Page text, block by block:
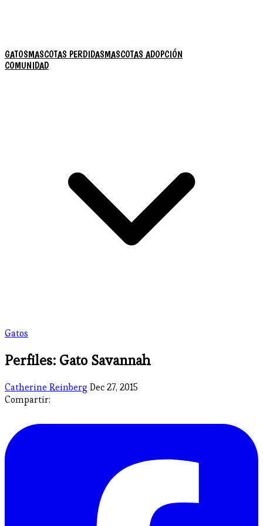
GATOSMASCOTAS PERDIDASMASCOTAS ADOPCIÓN
COMUNIDAD
Gatos
Perfiles: Gato Savannah
Catherine Reinberg Dec 27, 2015
Compartir: